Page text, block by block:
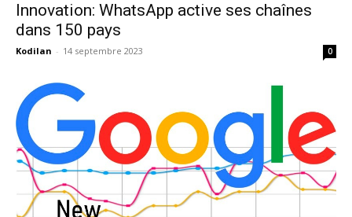
Innovation: WhatsApp active ses chaînes
dans 150 pays
Kodilan - 14 septembre 2023 0